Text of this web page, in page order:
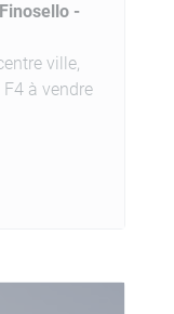
-
ville,
à vendre